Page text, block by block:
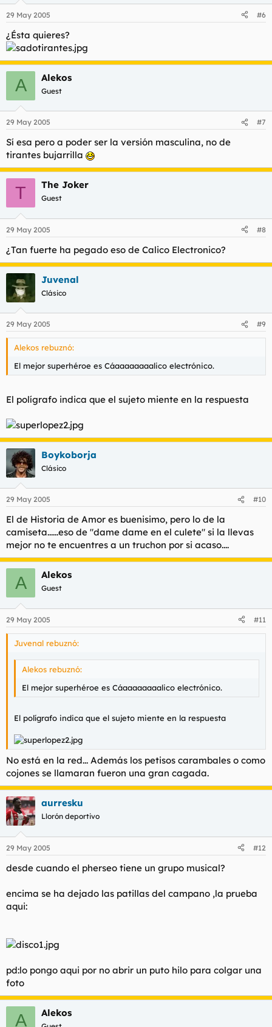
29 May 2005 #6
¿Ésta quieres?
A Alekos
Guest
29 May 2005 #7
Sí esa pero a poder ser la versión masculina, no de
tirantes bujarrilla
T The Joker
Guest
29 May 2005 #8
¿Tan fuerte ha pegado eso de Calico Electronico?
Juvenal
Clásico
29 May 2005 #9
Alekos rebuznó:
El mejor superhéroe es Cáaaaaaaaalico electrónico.
El polígrafo indica que el sujeto miente en la respuesta
Boykoborja
Clásico
29 May 2005 #10
El de Historia de Amor es buenisimo, pero lo de la
camiseta......eso de "dame dame en el culete" si la llevas
mejor no te encuentres a un truchon por si acaso....
A Alekos
Guest
29 May 2005 #11
Juvenal rebuznó:
Alekos rebuznó:
El mejor superhéroe es Cáaaaaaaaalico electrónico.
El polígrafo indica que el sujeto miente en la respuesta
No está en la red... Además los petisos carambales o como
cojones se llamaran fueron una gran cagada.
aurresku
Llorón deportivo
29 May 2005 #12
desde cuando el pherseo tiene un grupo musical?
encima se ha dejado las patillas del campano ,la prueba
aqui:
pd:lo pongo aqui por no abrir un puto hilo para colgar una
foto
A Alekos